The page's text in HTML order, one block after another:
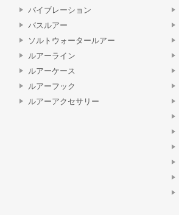
バイブレーション
バスルアー
ソルトウォータールアー
ルアーライン
ルアーケース
ルアーフック
ルアーアクセサリー